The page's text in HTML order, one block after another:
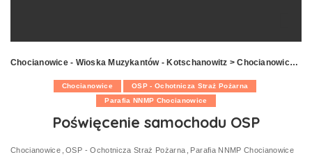
Chocianowice - Wioska Muzykantów - Kotschanowitz >Chocianowice >
Chocianowice
OSP - Ochotnicza Straż Pożarna
Parafia NNMP Chocianowice
Poświęcenie samochodu OSP
Chocianowice OSP - Ochotnicza Straż Pożarna Parafia NNMP Chocianowice